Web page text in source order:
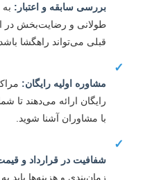
بررسی سابقه و اعتبار: به
طولانی و رضایت‌بخش در این
قبلی می‌تواند راهگشا باشد.
مشاوره اولیه رایگان: مراکز
رایگان ارائه می‌دهند تا شما
با مشاوران آشنا شوید.
شفافیت در قرارداد و
زمان‌بندی و هزینه‌ها باید به